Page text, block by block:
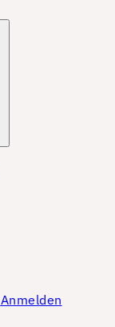
Anmelden